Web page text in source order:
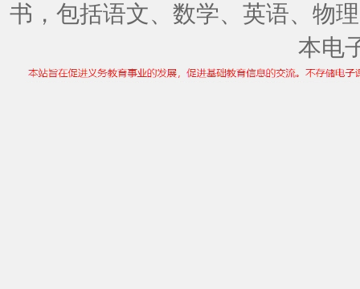
书，包括语文、数学、英语、物
本电